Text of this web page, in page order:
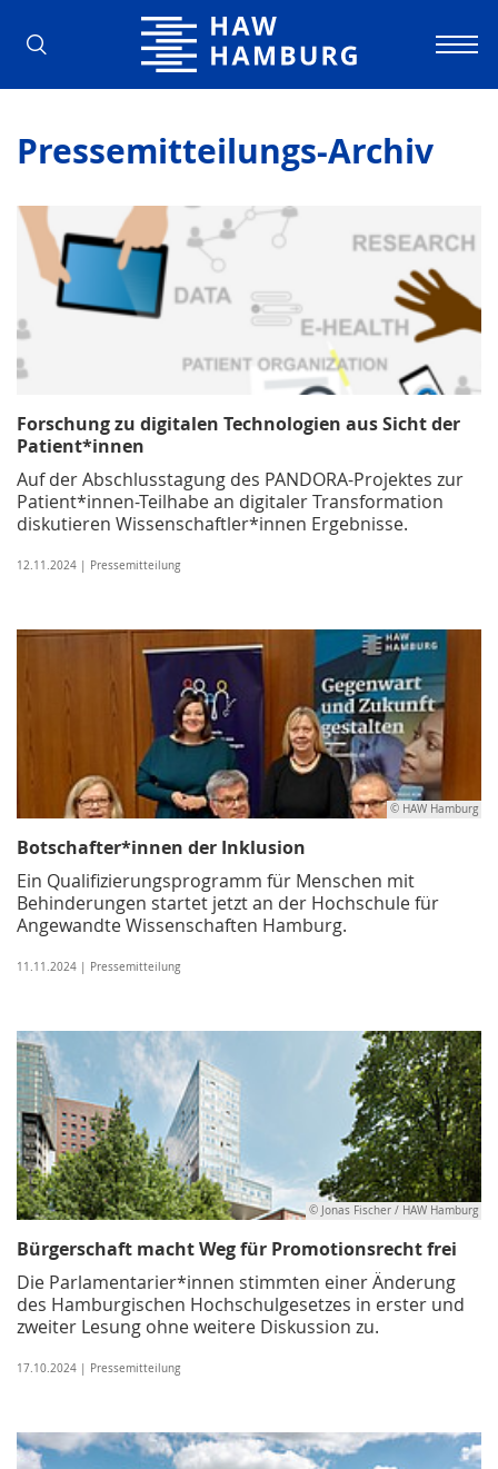
Hochschule für Angewandte
Pressemitteilungs-Archiv
Forschung zu digitalen Technologien aus Sicht der
Patient*innen
Auf der Abschlusstagung des PANDORA-Projektes zur
Patient*innen-Teilhabe an digitaler Transformation
diskutieren Wissenschaftler*innen Ergebnisse.
12.11.2024 | Pressemitteilung
© HAW Hamburg
Botschafter*innen der Inklusion
Ein Qualifizierungsprogramm für Menschen mit
Behinderungen startet jetzt an der Hochschule für
Angewandte Wissenschaften Hamburg.
11.11.2024 | Pressemitteilung
© Jonas Fischer / HAW Hamburg
Bürgerschaft macht Weg für Promotionsrecht frei
Die Parlamentarier*innen stimmten einer Änderung
des Hamburgischen Hochschulgesetzes in erster und
zweiter Lesung ohne weitere Diskussion zu.
17.10.2024 | Pressemitteilung